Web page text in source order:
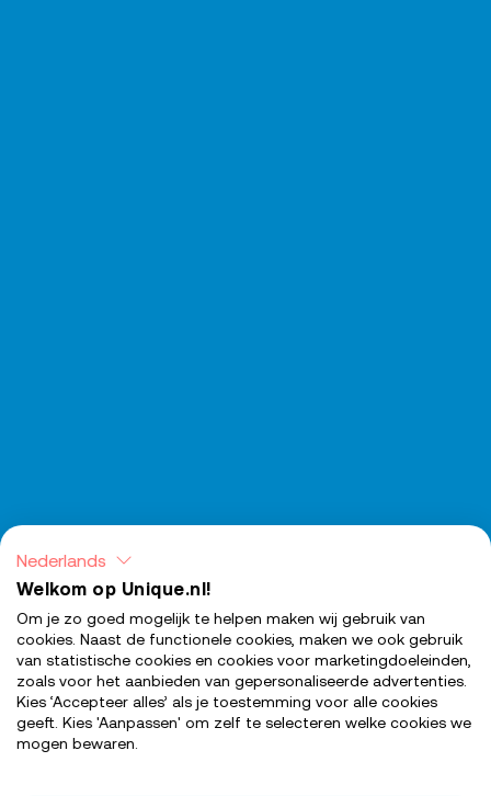
SOLLICITEER NU
Nederlands
Welkom op Unique.nl!
Om je zo goed mogelijk te helpen maken wij gebruik van
cookies. Naast de functionele cookies, maken we ook gebruik
van statistische cookies en cookies voor marketingdoeleinden,
zoals voor het aanbieden van gepersonaliseerde advertenties.
Kies ‘Accepteer alles’ als je toestemming voor alle cookies
geeft. Kies 'Aanpassen' om zelf te selecteren welke cookies we
mogen bewaren.